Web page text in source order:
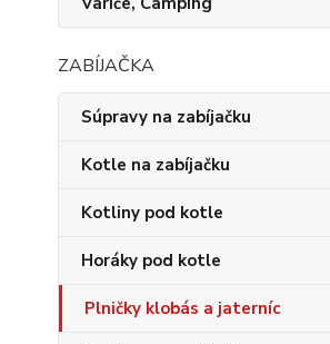
ZABÍJAČKA
Súpravy na zabíjačku
Kotle na zabíjačku
Kotliny pod kotle
Horáky pod kotle
Plničky klobás a jaterníc